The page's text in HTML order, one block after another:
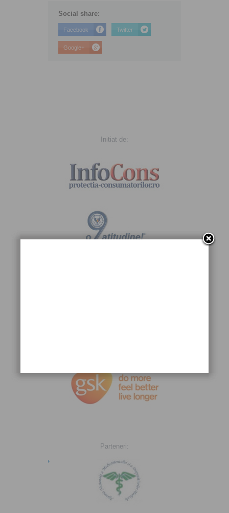
Social share:
Facebook Twitter
Google+
Initiat de:
Parteneri: